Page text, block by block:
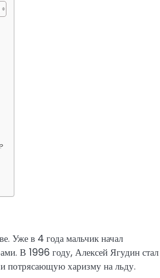
Уже в 4 года мальчик начал
В 1996 году, Алексей Ягудин стал
потрясающую харизму на льду.